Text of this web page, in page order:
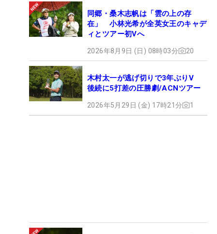
同郷・桑木志帆は「雲の上の存
在」 小林光希が全英女王のキャデ
ィとツアー初Vへ
2026年8月9日 (日) 08時03分 20
木村太一が逃げ切りで3年ぶりV
後続に5打差の圧勝劇/ACNツアー
2026年5月29日 (金) 17時21分 1